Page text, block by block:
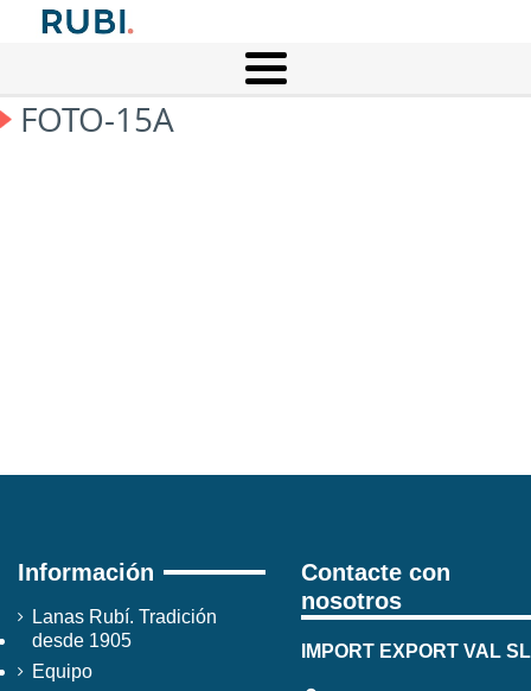
FOTO-15A
Información
Lanas Rubí. Tradición
desde 1905
Equipo
Contacte con
nosotros
IMPORT EXPORT VAL SL